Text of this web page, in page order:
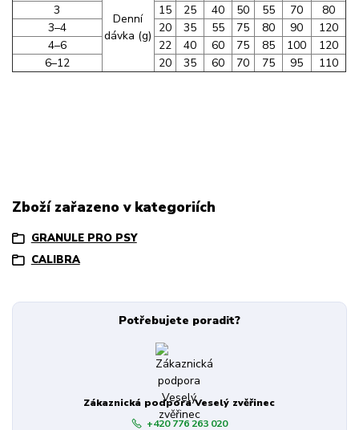
Denní
dávka (g)
3 15 25 40 50 55 70
80
3–4
20 35 55 75 80 90
120
4–6
22 40 60 75 85 100
120
6–12
20 35 60 70 75 95 110
Zboží zařazeno v kategoriích
GRANULE PRO PSY
CALIBRA
Potřebujete poradit?
Zákaznická podpora Veselý zvěřinec
+420 776 263 020